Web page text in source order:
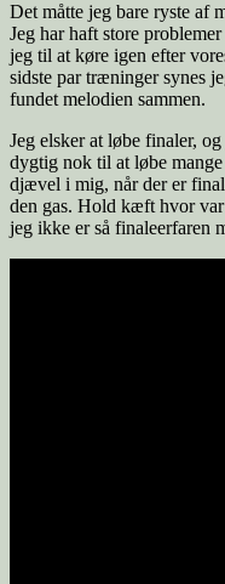
Det måtte jeg bare ryste af
Jeg har haft store
jeg til at køre igen efter
sidste par træninger synes
fundet melodien sammen.
Jeg elsker at løbe finaler,
dygtig nok til at løbe
djævel i mig, når der er
den gas. Hold kæft hvor
jeg ikke er så finaleerfaren